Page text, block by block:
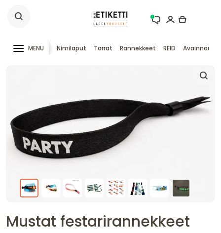
MENU Nimilaput Tarrat Rannekkeet RFID
Mustat festarirannekkeet